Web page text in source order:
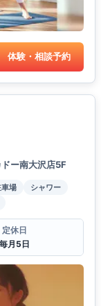
体験・相談予約
ー南大沢店5F
場
シャワー
定休日
毎月5日